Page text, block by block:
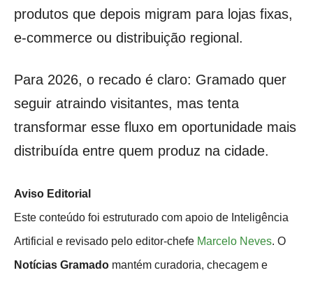
produtos que depois migram para lojas fixas,
e-commerce ou distribuição regional.
Para 2026, o recado é claro: Gramado quer
seguir atraindo visitantes, mas tenta
transformar esse fluxo em oportunidade mais
distribuída entre quem produz na cidade.
Aviso Editorial
Este conteúdo foi estruturado com apoio de Inteligência
Artificial e revisado pelo editor-chefe Marcelo Neves. O
Notícias Gramado mantém curadoria, checagem e